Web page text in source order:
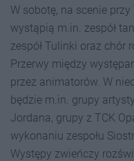
W sobotę, na scenie
wystąpią m.in. zespół
zespół Tulinki oraz chór
Przerwy między
przez animatorów. W
będzie m.in. grupy
Jordana, grupy z TCK
wykonaniu zespołu
Występy zwieńczy